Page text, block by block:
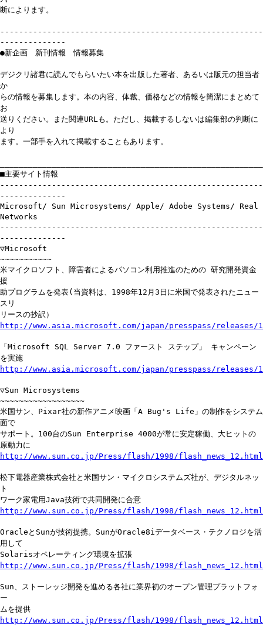
断によります。
--------------------------------------------------------
--------------
●新企画 新刊情報 情報募集
デジクリ諸君に読んでもらいたい本を出版した著者、あるいは版元の担当者
か
らの情報を募集します。本の内容、体裁、価格などの情報を簡潔にまとめて
お
送りください。また関連URLも。ただし、掲載するしないは編集部の判断に
より
ます。一部手を入れて掲載することもあります。
■主要サイト情報
--------------------------------------------------------
--------------
Microsoft/ Sun Microsystems/ Apple/ Adobe Systems/ Real
Networks
--------------------------------------------------------
--------------
▽Microsoft
~~~~~~~~~~~
米マイクロソフト、障害者によるパソコン利用推進のための 研究開発資金
援
助プログラムを発表(当資料は、1998年12月3日に米国で発表されたニュー
スリ
リースの抄訳）
http://www.asia.microsoft.com/japan/presspass/releases/
「Microsoft SQL Server 7.0 ファースト ステップ」 キャンペーン
を実施
http://www.asia.microsoft.com/japan/presspass/releases/
▽Sun Microsystems
~~~~~~~~~~~~~~~~~~
米国サン、Pixar社の新作アニメ映画「A Bug's Life」の制作をシステム
面で
サポート。100台のSun Enterprise 4000が常に安定稼働、大ヒットの
原動力に
http://www.sun.co.jp/Press/flash/1998/
松下電器産業株式会社と米国サン・マイクロシステムズ社が、デジタルネッ
ト
ワーク家電用Java技術で共同開発に合意
http://www.sun.co.jp/Press/flash/1998/
OracleとSunが技術提携。SunがOracle8iデータベース・テクノロジを活
用して
Solarisオペレーティング環境を拡張
http://www.sun.co.jp/Press/flash/1998/
Sun、ストーレッジ開発を進める各社に業界初のオープン管理プラットフォ
ー
ムを提供
http://www.sun.co.jp/Press/flash/1998/